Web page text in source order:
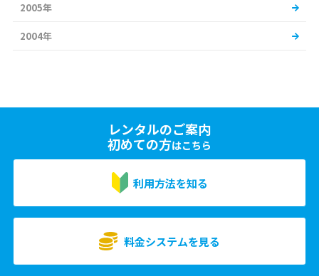
2005年
2004年
レンタルのご案内
初めての方はこちら
利用方法を知る
料金システムを見る